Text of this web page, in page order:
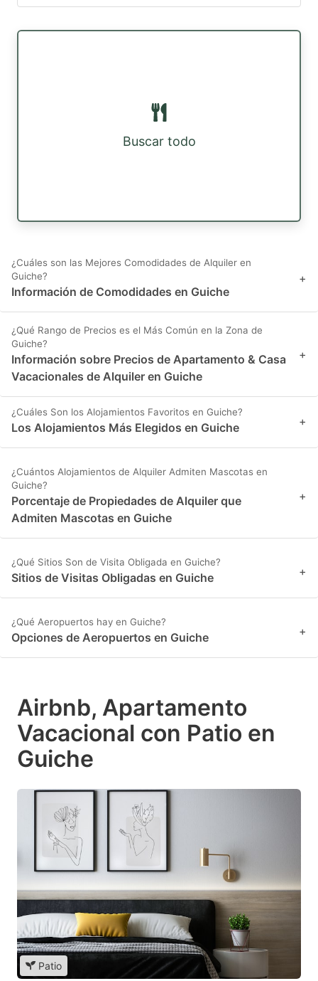
Buscar todo
¿Cuáles son las Mejores Comodidades de Alquiler en
Guiche?
Información de Comodidades en Guiche
+
¿Qué Rango de Precios es el Más Común en la Zona de
Guiche?
Información sobre Precios de Apartamento & Casa
Vacacionales de Alquiler en Guiche
+
¿Cuáles Son los Alojamientos Favoritos en Guiche?
Los Alojamientos Más Elegidos en Guiche +
¿Cuántos Alojamientos de Alquiler Admiten Mascotas en
Guiche?
Porcentaje de Propiedades de Alquiler que
Admiten Mascotas en Guiche
+
¿Qué Sitios Son de Visita Obligada en Guiche?
Sitios de Visitas Obligadas en Guiche +
¿Qué Aeropuertos hay en Guiche?
Opciones de Aeropuertos en Guiche +
Airbnb, Apartamento
Vacacional con Patio en
Guiche
Patio